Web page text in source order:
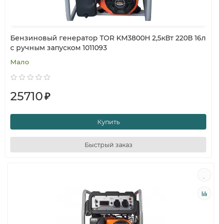
Бензиновый генератор TOR KM3800H 2,5кВт 220В 16л
с ручным запуском 1011093
Мало
25710₽
Купить
Быстрый заказ